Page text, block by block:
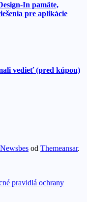
In pamäte,
pre aplikácie
vedieť (pred kúpou)
Newsbes od Themeansar.
pravidlá ochrany